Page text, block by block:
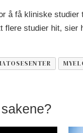
å få kliniske
flere studier hit, sier